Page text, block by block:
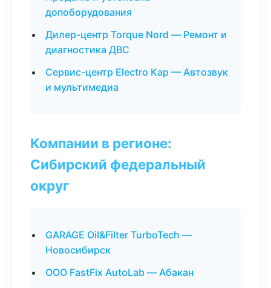
допоборудования
Дилер-центр Torque Nord — Ремонт и
диагностика ДВС
Сервис-центр Electro Кар — Автозвук
и мультимедиа
Компании в регионе:
Сибирский федеральный
округ
GARAGE Oil&Filter TurboTech —
Новосибирск
ООО FastFix AutoLab — Абакан